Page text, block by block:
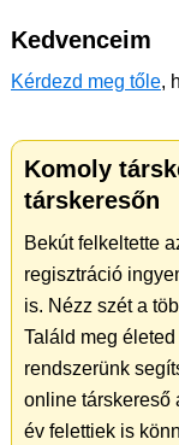
Kedvenceim
Kérdezd meg tőle,
Komoly
társkeresőn
Bekút felkeltette
regisztráció
is. Nézz szét a
Találd meg
rendszerünk
online társkereső
év felettiek is